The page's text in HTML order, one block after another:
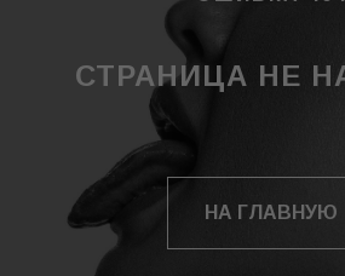
СТРАНИЦА НЕ
НА ГЛАВНУЮ